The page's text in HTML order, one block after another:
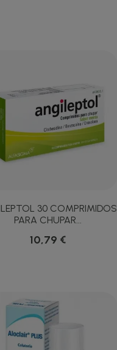
30 COMPRIMIDOS
PARA CHUPAR...
10,79 €